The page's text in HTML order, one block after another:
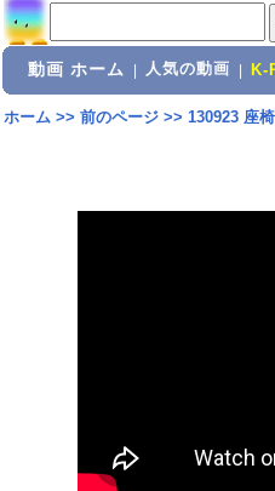
動画 ホーム 人気の動画 K-
ホーム>> 前のページ>> 130923 座